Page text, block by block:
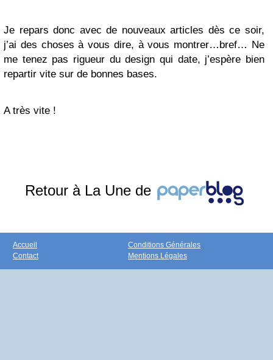
Je repars donc avec de nouveaux articles dès ce soir,
j’ai des choses à vous dire, à vous montrer…bref… Ne
me tenez pas rigueur du design qui date, j’espère bien
repartir vite sur de bonnes bases.
A très vite !
Retour à La Une de
Accueil
Contact
Conditions Générales
Mentions Légales